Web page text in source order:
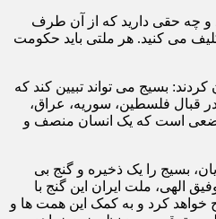
و چه حقی دارید که از آن طرف
می کنید. هر ملتی باید حکومت
بسیج می تواند تبیین کند که
قبال فلسطین، سوریه، عراق،
است که یک انسان منصف و
بسیج را یک ذخیره و گنج بی
الهی، ملت ایران این گنج با
خواهد کرد و به کمک این همت ها و